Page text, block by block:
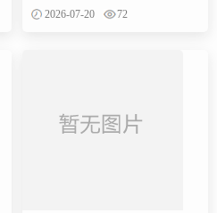
生日典礼庆典网红装饰布置PS
2026-07-20 72